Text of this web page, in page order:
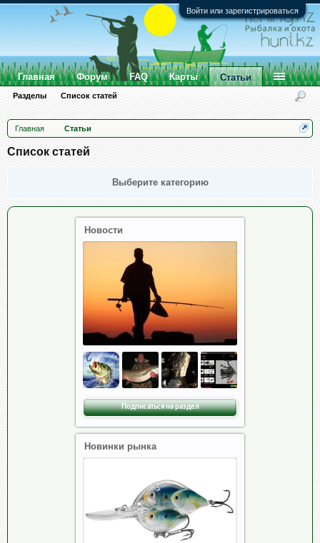
Войти или зарегистрироваться
Главная Статьи
Список статей
Выберите категорию
Новости
Подписаться на раздел
Новинки рынка
Главная Форум FAQ Карты Статьи
Разделы Список статей